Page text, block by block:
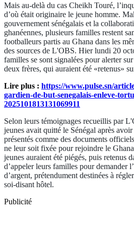
Mais au-delà du cas Cheikh Touré,
d’où était originaire le jeune homme.
gouvernement sénégalais et la
ghanéennes, plusieurs familles restent
footballeurs partis au Ghana dans les
des sources de L'OBS. Hier lundi 20
familles se sont signalées pour alerter
deux frères, qui auraient été «retenus»
Lire plus : https://www.pulse.sn/
gardien-de-but-senegalais-enleve-
2025101813131069911
Selon leurs témoignages recueillis par
jeunes avait quitté le Sénégal après
présentés comme des documents
ne leur soit fixée pour rejoindre le
jeunes auraient été piégés, puis retenus
d’appeler leurs familles pour demander
d’argent, prétendument destinées à
soi-disant hôtel.
Publicité